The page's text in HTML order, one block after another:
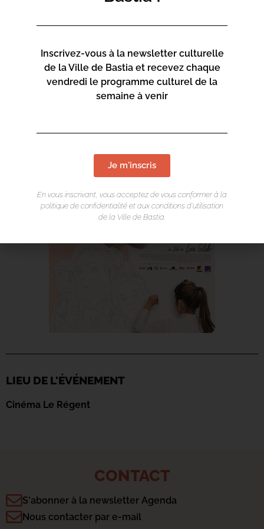
Samedi 8 à 18h : «Sauve qui peut » et « Toutes nos
LIEU DE L'ÉVÉNEMENT
Cinéma Le Régent
CONTACT
S'abonner à la newsletter Agenda
Nous contacter par e-mail
Inscrivez-vous à la newsletter culturelle
de la Ville de Bastia et recevez chaque
vendredi le programme culturel de la
semaine à venir
Je m'inscris
En vous inscrivant, vous acceptez de vous conformer à la
politique de confidentialité et aux conditions d’utilisation
de la Ville de Bastia.